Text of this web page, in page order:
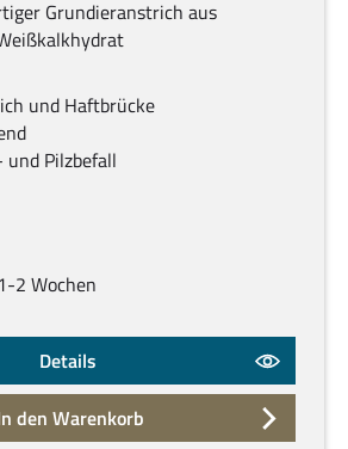
Grundieranstrich aus
und Haftbrücke
Pilzbefall
2 Wochen
Details
den Warenkorb